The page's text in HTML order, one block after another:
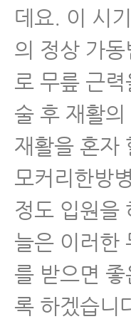
데요. 이 시
의 정상 가
로 무릎 근
술 후 재활
재활을 혼자
모커리한방
정도 입원을
늘은 이러한
를 받으면
록 하겠습니